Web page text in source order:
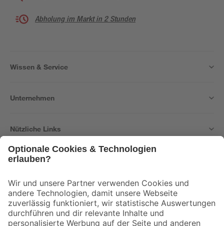
Abholung im Markt in 2 Stunden
Wissen & Service
Unternehmen
Nützliche Links
Der toom Newsletter: Keine Angebote und Aktionen mehr verpassen!
Zur Newsletter Anmeldung